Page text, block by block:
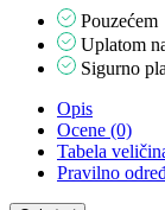
Pouzećem
Uplatom
Sigurno
Opis
Ocene (0)
Tabela
Pravilno